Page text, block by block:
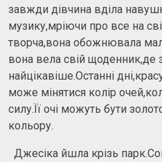
завжди дівчина вділа
музику,мріючи про все на
творча,вона обожнювала
вона вела свій щоденник,де
найцікавіше.Останні
може мінятися колір
силу.Її очі можуть бути
кольору.
Джесіка йшла крізь